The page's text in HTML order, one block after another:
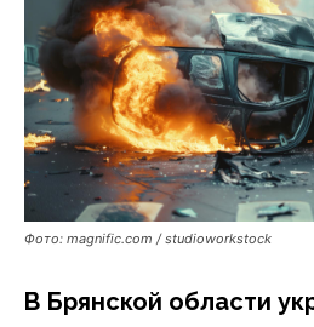
Фото: magnific.com / studioworkstock
В Брянской области